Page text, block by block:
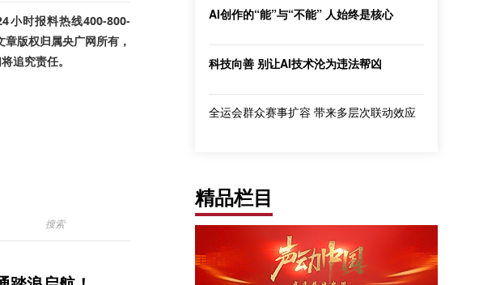
小时报料热线400-800-
版权归属央广网所有，
追究责任。
AI创作的“能”与“不能” 人始终是核心
科技向善 别让AI技术沦为违法帮凶
全运会群众赛事扩容 带来多层次联动效应
精品栏目